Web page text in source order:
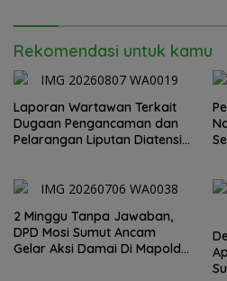
Rekomendasi untuk kamu
Laporan Wartawan Terkait
Dugaan Pengancaman dan
Pelarangan Liputan Diatensi
2 Minggu Tanpa Jawaban,
DPD Mosi Sumut Ancam
Gelar Aksi Damai Di Mapolda